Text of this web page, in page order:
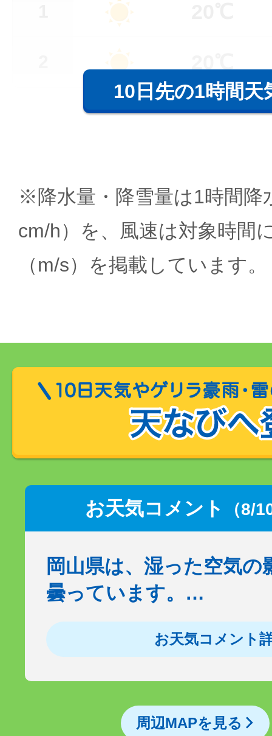
10日先の1時間天
※降水量・降雪量は1時間降
cm/h）を、風速は対象時間
（m/s）を掲載しています。
お天気コメント （8/
岡山県は、湿った空気の
曇っています。…
お天気コメント
周辺MAPを見る